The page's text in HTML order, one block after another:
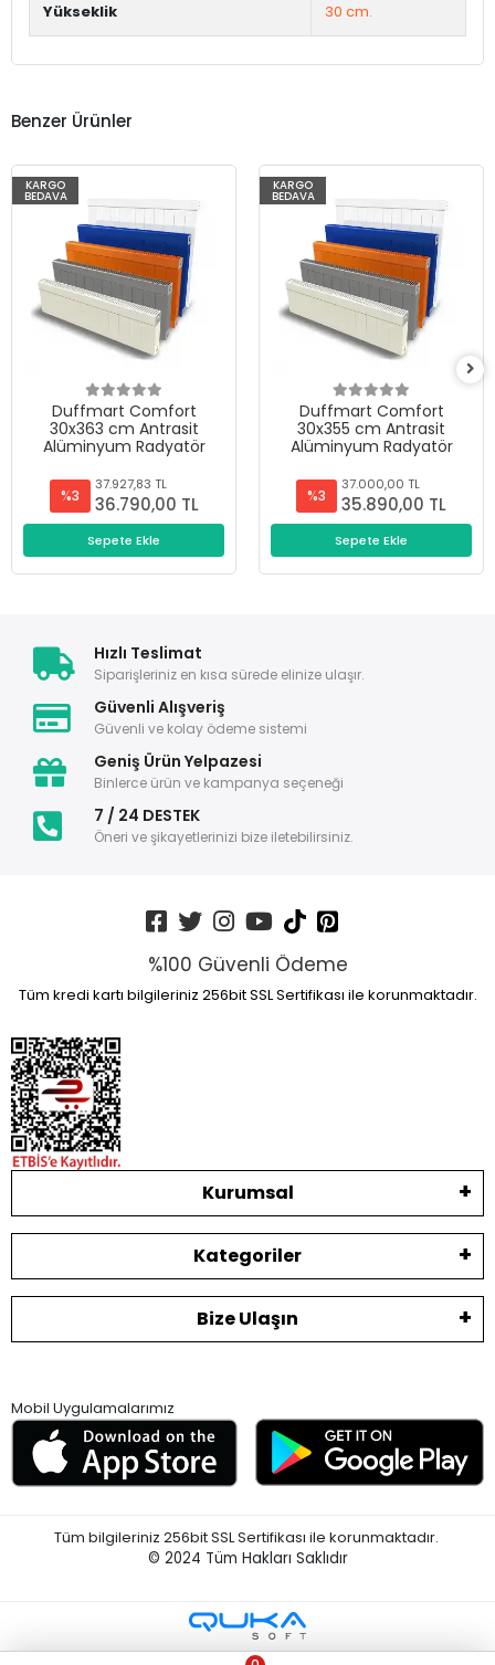
Yükseklik 30 cm.
Benzer Ürünler
KARGO
BEDAVA
Duffmart Comfort
30x363 cm Antrasit
Alüminyum Radyatör
%3
37.927,83 TL
36.790,00 TL
Sepete Ekle
KARGO
BEDAVA
Duffmart Comfort
30x355 cm Antrasit
Alüminyum Radyatör
%3
37.000,00 TL
35.890,00 TL
Sepete Ekle
Hızlı Teslimat
Siparişleriniz en kısa sürede elinize ulaşır.
Güvenli Alışveriş
Güvenli ve kolay ödeme sistemi
Geniş Ürün Yelpazesi
Binlerce ürün ve kampanya seçeneği
7 / 24 DESTEK
Öneri ve şikayetlerinizi bize iletebilirsiniz.
%100 Güvenli Ödeme
Tüm kredi kartı bilgileriniz 256bit SSL Sertifikası ile korunmaktadır.
Kurumsal
Kategoriler
Bize Ulaşın
Mobil Uygulamalarımız
Tüm bilgileriniz 256bit SSL Sertifikası ile korunmaktadır.
© 2024 Tüm Hakları Saklıdır